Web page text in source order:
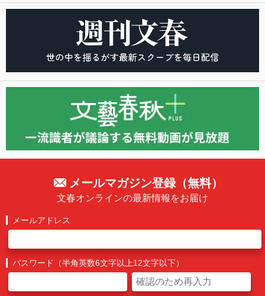
メールマガジン登録（無料）
文春オンラインの最新情報をお届け
メールアドレス
パスワード（半角英数6文字以上12文字以下）